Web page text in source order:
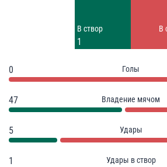
В створ
1
В
0 Голы
47 Владение мячом
5 Удары
1 Удары в створ